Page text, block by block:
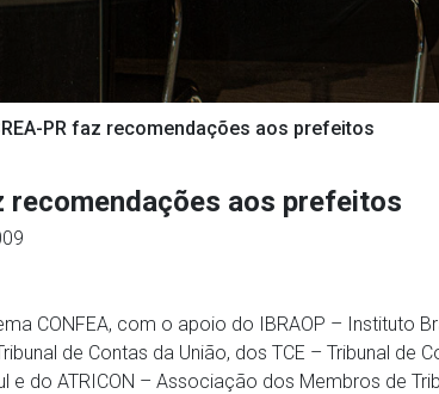
PR faz recomendações aos prefeitos
recomendações aos prefeitos
CONFEA, com o apoio do IBRAOP – Instituto
de Contas da União, dos TCE – Tribunal de
e do ATRICON – Associação dos Membros de